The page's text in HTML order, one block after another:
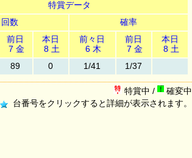
特賞データ
回数
確率
前日
7 金
本日
8 土
前々日
6 木
前日
7 金
本日
8 土
89 0 1/41 1/37
特賞中 /
確変中
台番号をクリックすると詳細が表示されます。